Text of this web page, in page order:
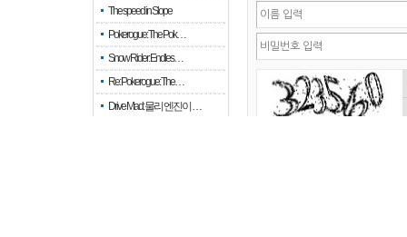
The speed in Slope
Pokerogue: The Pok…
Snow Rider: Endles…
Re: Pokerogue: The…
Drive Mad: 물리 엔진이 …